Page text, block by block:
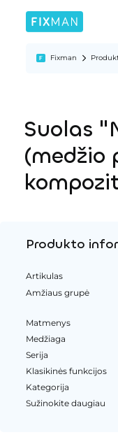
Fixman
Suolas
(medžio
Produkto
Artikulas
Amžiaus grupė
Matmenys
Medžiaga
Serija
Klasikinės funkcijos
Kategorija
Sužinokite daugiau